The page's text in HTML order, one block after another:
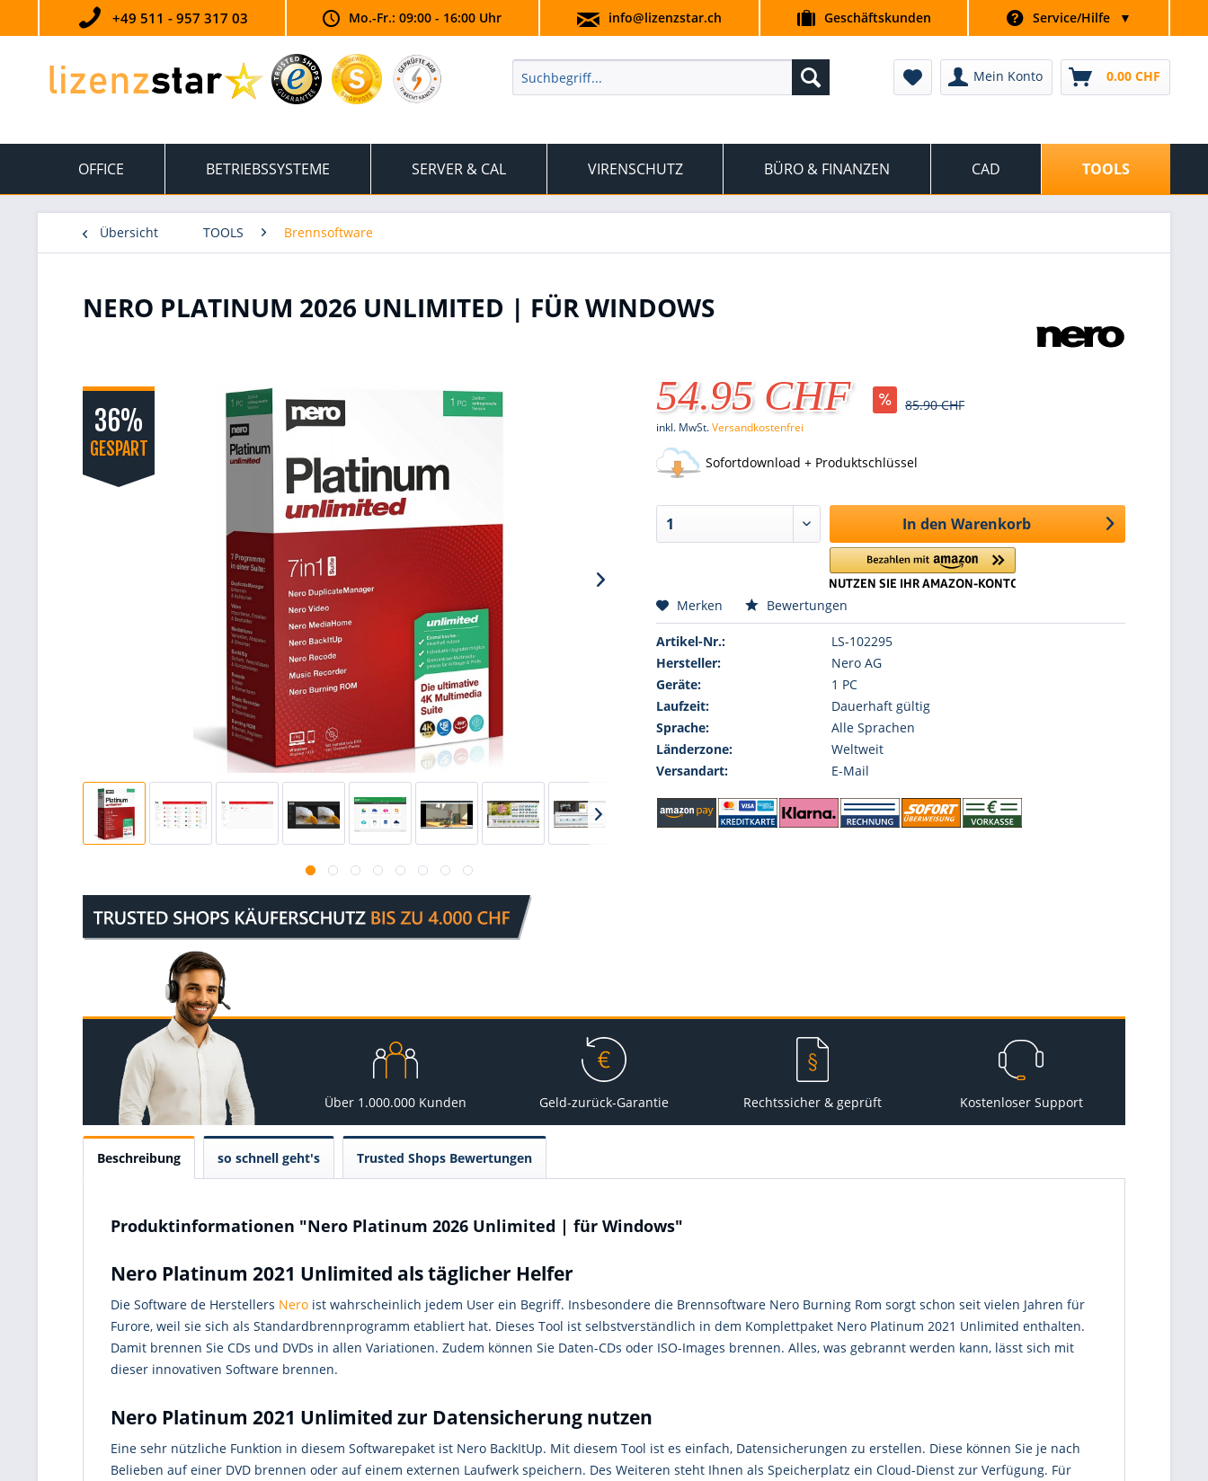
+49 511 - 957 317 03 Mo.-Fr.: 09:00 - 16:00 Uhr info@lizenzstar.ch Geschäftskunden Service/Hilfe ▼
Mein Konto 0.00 CHF
OFFICE BETRIEBSSYSTEME SERVER & CAL VIRENSCHUTZ BÜRO & FINANZEN CAD TOOLS
Übersicht TOOLS Brennsoftware
NERO PLATINUM 2026 UNLIMITED | FÜR WINDOWS
36%
GESPART
54.95 CHF 85.90 CHF
inkl. MwSt.Versandkostenfrei
Sofortdownload + Produktschlüssel
In den Warenkorb
Merken Bewertungen
Artikel-Nr.:
LS-102295
Hersteller:
Nero AG
Geräte:
1 PC
Laufzeit:
Dauerhaft gültig
Sprache:
Alle Sprachen
Länderzone:
Weltweit
Versandart:
E-Mail
Über 1.000.000 Kunden Geld-zurück-Garantie Rechtssicher & geprüft Kostenloser Support
Beschreibung so schnell geht's Trusted Shops Bewertungen
Produktinformationen "Nero Platinum 2026 Unlimited | für Windows"
Nero Platinum 2021 Unlimited als täglicher Helfer
Die Software de Herstellers Nero ist wahrscheinlich jedem User ein Begriff. Insbesondere die Brennsoftware Nero Burning Rom sorgt schon seit vielen Jahren für
Furore, weil sie sich als Standardbrennprogramm etabliert hat. Dieses Tool ist selbstverständlich in dem Komplettpaket Nero Platinum 2021 Unlimited enthalten.
Damit brennen Sie CDs und DVDs in allen Variationen. Zudem können Sie Daten-CDs oder ISO-Images brennen. Alles, was gebrannt werden kann, lässt sich mit
dieser innovativen Software brennen.
Nero Platinum 2021 Unlimited zur Datensicherung nutzen
Eine sehr nützliche Funktion in diesem Softwarepaket ist Nero BackItUp. Mit diesem Tool ist es einfach, Datensicherungen zu erstellen. Diese können Sie je nach
Belieben auf einer DVD brennen oder auf einem externen Laufwerk speichern. Des Weiteren steht Ihnen als Speicherplatz ein Cloud-Dienst zur Verfügung. Für